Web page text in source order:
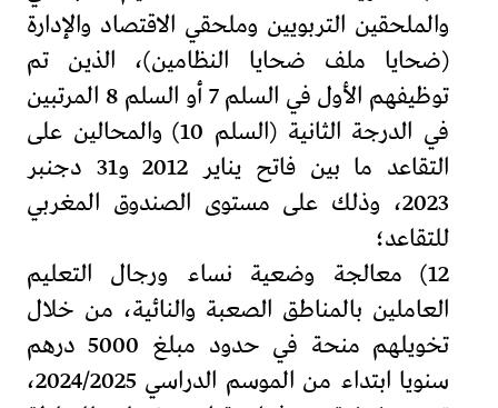
والملحقين التربويين وملحقي الاقتصاد والإدارة
(ضحايا ملف ضحايا النظامين)، الذين تم
توظيفهم الأول في السلم 7 أو السلم 8 المرتبين
في الدرجة الثانية (السلم 10) والمحالين على
التقاعد ما بين فاتح يناير 2012 و31 دجنبر
2023، وذلك على مستوى الصندوق المغربي
للتقاعد؛
12) معالجة وضعية نساء ورجال التعليم
العاملين بالمناطق الصعبة والنائية، من خلال
تخويلهم منحة في حدود مبلغ 5000 درهم
سنويا ابتداء من الموسم الدراسي 2024/2025،